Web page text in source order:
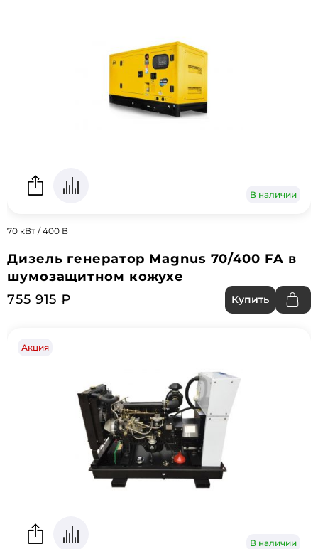
В наличии
70 кВт / 400 В
Дизель генератор Magnus 70/400 FA в
шумозащитном кожухе
755 915 ₽
Купить
Акция
В наличии